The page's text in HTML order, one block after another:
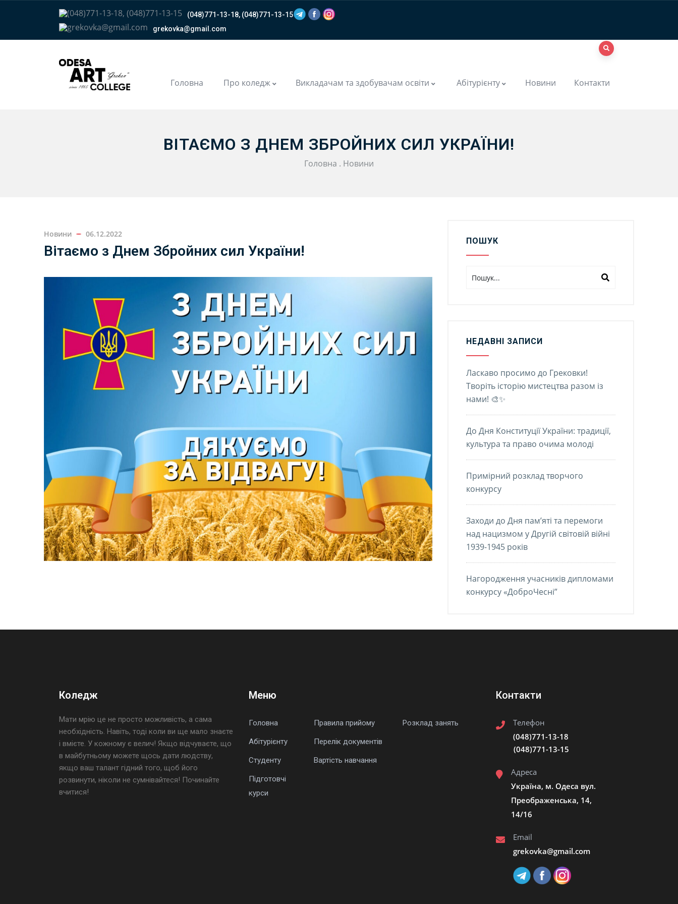
(048)771-13-18, (048)771-13-15
grekovka@gmail.сom
Головна Про коледж Викладачам та здобувачам освіти Абітурієнту Новини Контакти
ВІТАЄМО З ДНЕМ ЗБРОЙНИХ СИЛ УКРАЇНИ!
Головна . Новини
Новини 06.12.2022
Вітаємо з Днем Збройних сил України!
ПОШУК
НЕДАВНІ ЗАПИСИ
Ласкаво просимо до Грековки!
Творіть історію мистецтва разом із
нами! 🎨✨
До Дня Конституції України: традиції,
культура та право очима молоді
Примірний розклад творчого
конкурсу
Заходи до Дня пам’яті та перемоги
над нацизмом у Другій світовій війні
1939-1945 років
Нагородження учасників дипломами
конкурсу «ДоброЧесні”
Коледж
Мати мрію це не просто можливість, а сама
необхідність. Навіть, тоді коли ви ще мало знаєте
і вмієте. У кожному є велич! Якщо відчуваєте, що
в майбутньому можете щось дати людству,
якщо ваш талант гідний того, щоб його
розвинути, ніколи не сумнівайтеся! Починайте
вчитися!
Меню
Головна
Абітурієнту
Студенту
Підготовчі
курси
Правила прийому
Перелік документів
Вартість навчання
Розклад занять
Контакти
Телефон
(048)771-13-18
(048)771-13-15
Адреса
Україна, м. Одеса вул.
Преображенська, 14,
14/16
Email
grekovka@gmail.сom